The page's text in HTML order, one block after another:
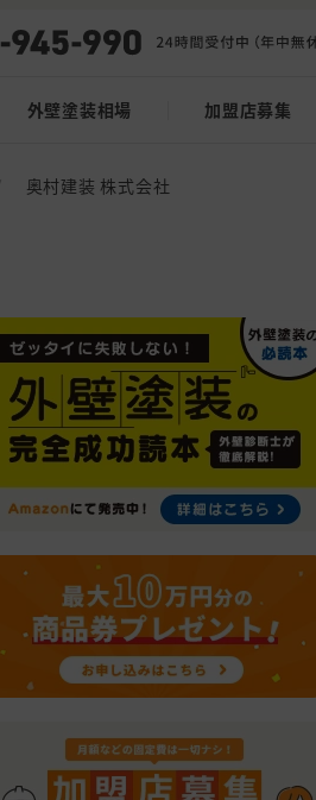
外壁塗装相場 加盟店募集
奥村建装 株式会社